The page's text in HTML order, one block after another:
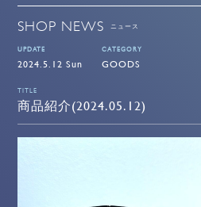
SHOP NEWS ニュース
UPDATE
2024.5.12 Sun
CATEGORY
GOODS
TITLE
商品紹介(2024.05.12)